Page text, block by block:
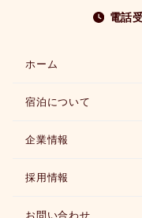
電話
ホーム
宿泊について
企業情報
採用情報
お問い合わせ